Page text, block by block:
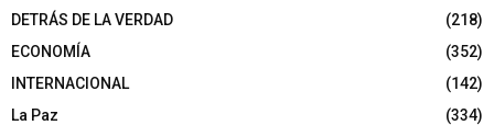
DETRÁS DE LA VERDAD
(218)
ECONOMÍA
(352)
INTERNACIONAL
(142)
La Paz
(334)